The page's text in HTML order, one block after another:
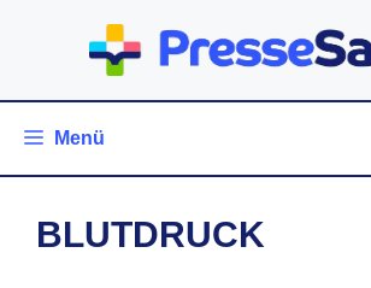
Menü
BLUTDRUCK